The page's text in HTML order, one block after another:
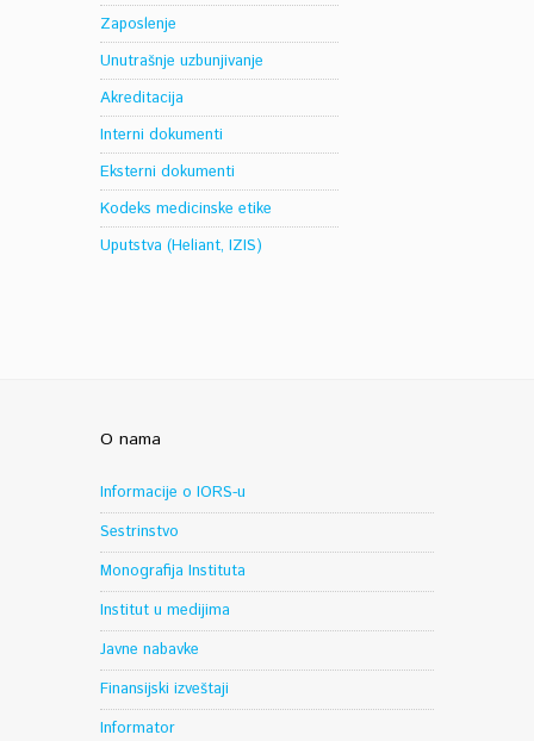
Zaposlenje
Unutrašnje uzbunjivanje
Akreditacija
Interni dokumenti
Eksterni dokumenti
Kodeks medicinske etike
Uputstva (Heliant, IZIS)
O nama
Informacije o IORS-u
Sestrinstvo
Monografija Instituta
Institut u medijima
Javne nabavke
Finansijski izveštaji
Informator